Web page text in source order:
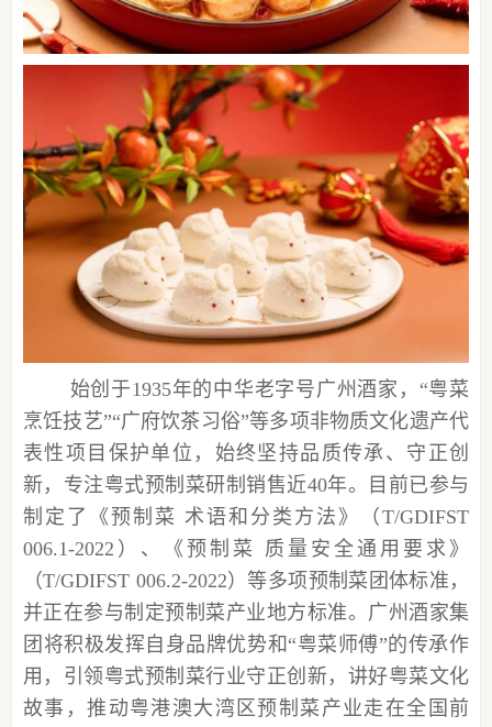
始创于1935年的中华老字号广州酒家，“粤菜
烹饪技艺”“广府饮茶习俗”等多项非物质文化遗产代
表性项目保护单位，始终坚持品质传承、守正创
新，专注粤式预制菜研制销售近40年。目前已参与
制定了《预制菜 术语和分类方法》（T/GDIFST
006.1-2022）、《预制菜 质量安全通用要求》
（T/GDIFST 006.2-2022）等多项预制菜团体标准，
并正在参与制定预制菜产业地方标准。广州酒家集
团将积极发挥自身品牌优势和“粤菜师傅”的传承作
用，引领粤式预制菜行业守正创新，讲好粤菜文化
故事，推动粤港澳大湾区预制菜产业走在全国前